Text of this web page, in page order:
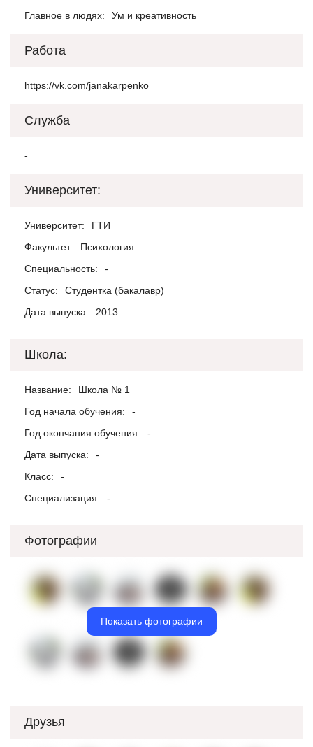
Главное в людях:
Ум и креативность
Работа
https://vk.com/janakarpenko
Служба
-
Университет:
Университет:
ГТИ
Факультет:
Психология
Специальность:
-
Статус:
Студентка (бакалавр)
Дата выпуска:
2013
Школа:
Название:
Школа № 1
Год начала обучения:
-
Год окончания обучения:
-
Дата выпуска:
-
Класс:
-
Специализация:
-
Фотографии
Показать фотографии
Друзья